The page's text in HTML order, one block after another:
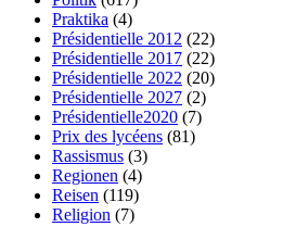
Praktika (4)
Présidentielle 2012 (22)
Présidentielle 2017 (22)
Présidentielle 2022 (20)
Présidentielle 2027 (2)
Présidentielle2020 (7)
Prix des lycéens (81)
Rassismus (3)
Regionen (4)
Reisen (119)
Religion (7)